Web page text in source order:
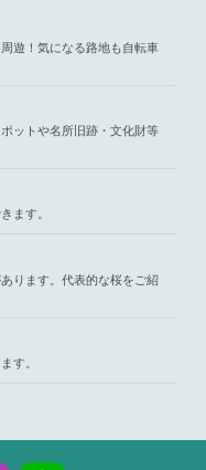
遊！気になる路地も自転車
ットや名所旧跡・文化財等
ます。
ります。代表的な桜をご紹
す。